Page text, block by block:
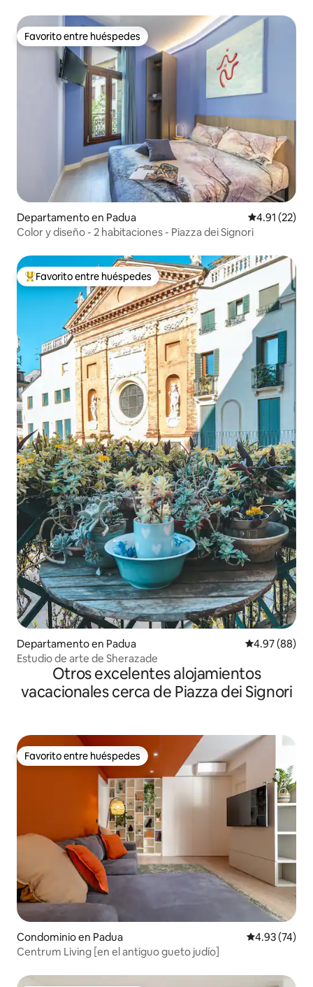
Favorito entre huéspedes
Favorito entre huéspedes
Departamento en Padua Calificación
4.91 (22)
Color y diseño - 2 habitaciones - Piazza dei Signori
De los mejores en Favorito entre huéspedes
Favorito entre huéspedes
Departamento en Padua Calificación
4.97 (88)
Estudio de arte de Sherazade
Otros excelentes alojamientos
vacacionales cerca de Piazza dei Signori
Favorito entre huéspedes
Favorito entre huéspedes
Condominio en Padua Calificación
4.93 (74)
Centrum Living [en el antiguo gueto judío]